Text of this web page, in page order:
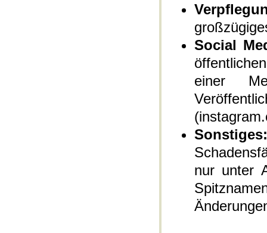
Social
einer
Sonstiges:
nur unter